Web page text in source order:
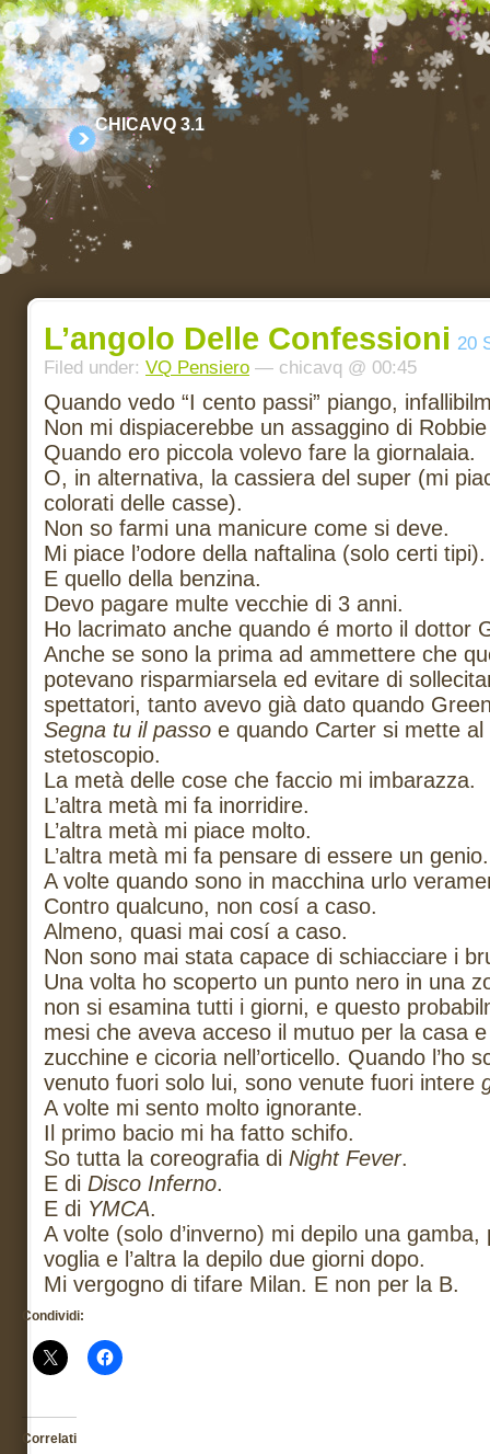
CHICAVQ 3.1
L’angolo Delle Confessioni 20
Filed under: VQ Pensiero — chicavq @ 00:45
Quando vedo “I cento passi” piango,
Non mi dispiacerebbe un assaggino di
Quando ero piccola volevo fare la giornalaia.
O, in alternativa, la cassiera del super (mi
colorati delle casse).
Non so farmi una manicure come si deve.
Mi piace l’odore della naftalina (solo certi tipi).
E quello della benzina.
Devo pagare multe vecchie di 3 anni.
Ho lacrimato anche quando é morto il dottor
Anche se sono la prima ad ammettere che
potevano risparmiarsela ed evitare di
spettatori, tanto avevo già dato quando
Segna tu il passo e quando Carter si mette al
stetoscopio.
La metà delle cose che faccio mi imbarazza.
L’altra metà mi fa inorridire.
L’altra metà mi piace molto.
L’altra metà mi fa pensare di essere un genio.
A volte quando sono in macchina urlo
Contro qualcuno, non cosí a caso.
Almeno, quasi mai cosí a caso.
Non sono mai stata capace di schiacciare i
Una volta ho scoperto un punto nero in una
non si esamina tutti i giorni, e questo
mesi che aveva acceso il mutuo per la casa
zucchine e cicoria nell’orticello. Quando l’ho
venuto fuori solo lui, sono venute fuori intere
A volte mi sento molto ignorante.
Il primo bacio mi ha fatto schifo.
So tutta la coreografia di Night Fever.
E di Disco Inferno.
E di YMCA.
A volte (solo d’inverno) mi depilo una gamba,
voglia e l’altra la depilo due giorni dopo.
Mi vergogno di tifare Milan. E non per la B.
Condividi:
Correlati